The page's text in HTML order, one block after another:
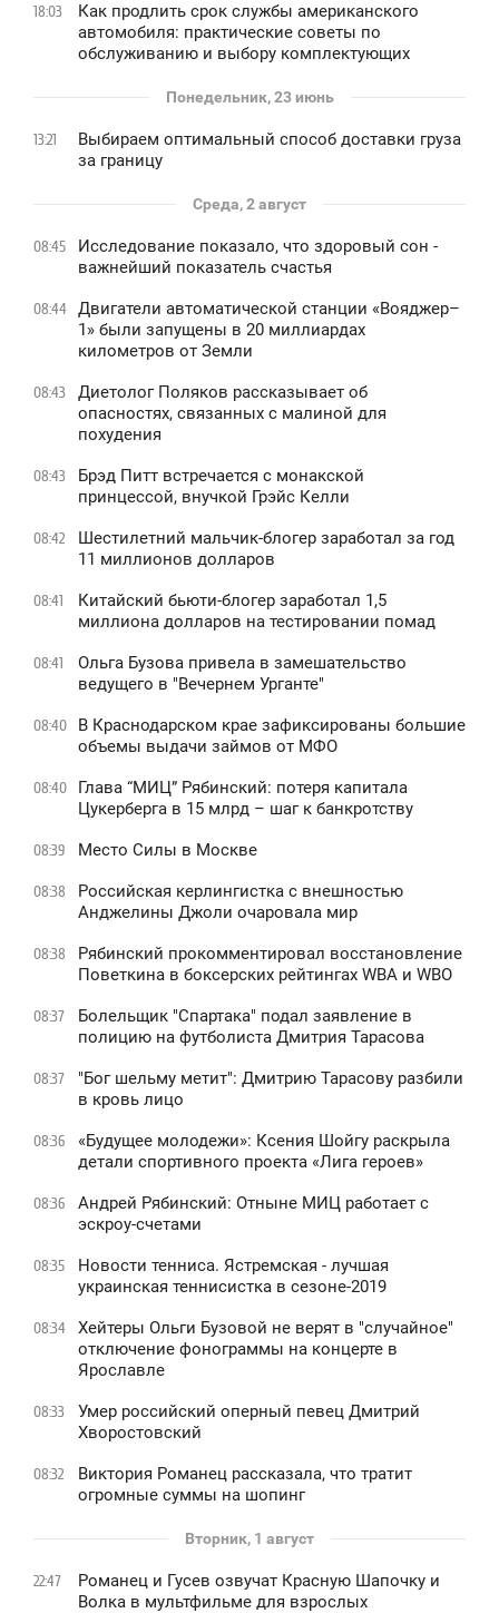
18:03
Как продлить срок службы американского
автомобиля: практические советы по
обслуживанию и выбору комплектующих
Понедельник, 23 июнь
13:21
Выбираем оптимальный способ доставки груза
за границу
Среда, 2 август
08:45
Исследование показало, что здоровый сон -
важнейший показатель счастья
08:44
Двигатели автоматической станции «Вояджер–
1» были запущены в 20 миллиардах
километров от Земли
08:43
Диетолог Поляков рассказывает об
опасностях, связанных с малиной для
похудения
08:43
Брэд Питт встречается с монакской
принцессой, внучкой Грэйс Келли
08:42
Шестилетний мальчик-блогер заработал за год
11 миллионов долларов
08:41
Китайский бьюти-блогер заработал 1,5
миллиона долларов на тестировании помад
08:41
Ольга Бузова привела в замешательство
ведущего в "Вечернем Урганте"
08:40
В Краснодарском крае зафиксированы большие
объемы выдачи займов от МФО
08:40
Глава “МИЦ” Рябинский: потеря капитала
Цукерберга в 15 млрд – шаг к банкротству
08:39 Место Силы в Москве
08:38
Российская керлингистка с внешностью
Анджелины Джоли очаровала мир
08:38
Рябинский прокомментировал восстановление
Поветкина в боксерских рейтингах WBA и WBO
08:37
Болельщик "Спартака" подал заявление в
полицию на футболиста Дмитрия Тарасова
08:37
"Бог шельму метит": Дмитрию Тарасову разбили
в кровь лицо
08:36
«Будущее молодежи»: Ксения Шойгу раскрыла
детали спортивного проекта «Лига героев»
08:36
Андрей Рябинский: Отныне МИЦ работает с
эскроу-счетами
08:35
Новости тенниса. Ястремская - лучшая
украинская теннисистка в сезоне-2019
08:34
Хейтеры Ольги Бузовой не верят в "случайное"
отключение фонограммы на концерте в
Ярославле
08:33
Умер российский оперный певец Дмитрий
Хворостовский
08:32
Виктория Романец рассказала, что тратит
огромные суммы на шопинг
Вторник, 1 август
22:47
Романец и Гусев озвучат Красную Шапочку и
Волка в мультфильме для взрослых